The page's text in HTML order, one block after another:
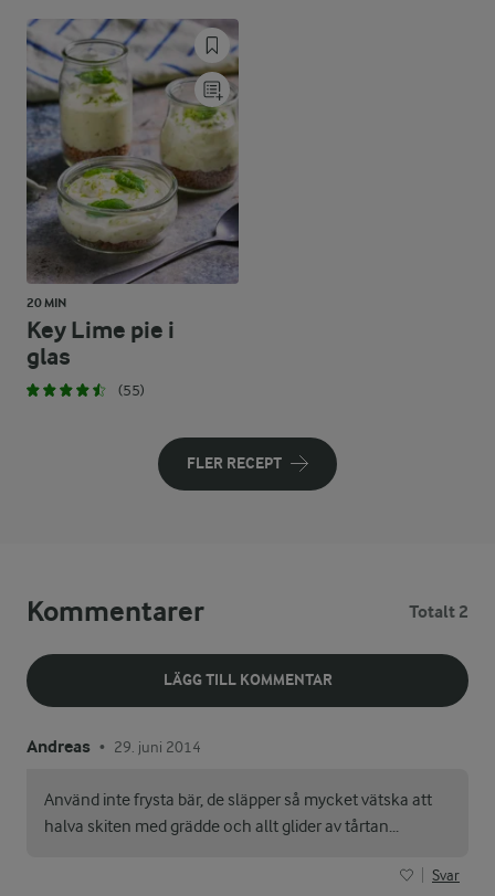
20 MIN
Key Lime pie i
glas
(55)
FLER RECEPT
Kommentarer Totalt 2
LÄGG TILL KOMMENTAR
Andreas • 29. juni 2014
Använd inte frysta bär, de släpper så mycket vätska att
halva skiten med grädde och allt glider av tårtan...
Svar